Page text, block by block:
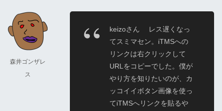
森井ゴンザレ
ス
keizoさん レス遅くなっ
てスミマセン。iTMSへの
リンクは右クリックして
URLをコピーでした。僕が
やり方を知りたいのが、カ
ッコイイボタン画像を使っ
てiTMSへリンクを貼るや